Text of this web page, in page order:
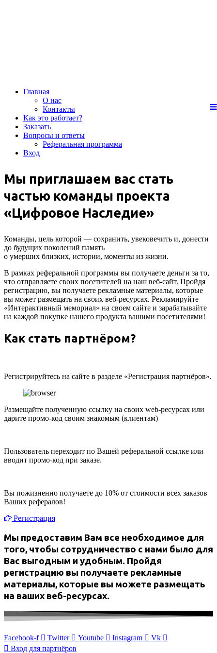
Главная
О нас
Контакты
Как это работает?
Заказать
Вопросы и ответы
Реферальная программа
Вход
Мы приглашаем вас стать
частью команды проекта
«Цифровое Наследие»
Команды, цель которой — сохранить, увековечить и, донести
до будущих поколений память
о умерших близких, истории, моменты из жизни.​
В рамках реферальной программы вы получаете деньги за то,
что отправляете своих посетителей на наш веб-сайт. Пройдя
регистрацию, вы получаете рекламные материалы, которые
вы может размещать на своих веб-ресурсах. Рекламируйте
«Интерактивный мемориал» на своем сайте и зарабатывайте
на каждой покупке нашего продукта вашими посетителями!
Как стать партнёром?
Регистрируйтесь на сайте в разделе «Регистрация партнёров».
Размещайте полученную ссылку на своих web-ресурсах или
дарите промо-код своим знакомым (клиентам)
Пользователь переходит по Вашей реферальной ссылке или
вводит промо-код при заказе.
Вы пожизненно получаете до 10% от стоимости всех заказов
Ваших рефералов!
Регистрация
Мы предоставим Вам все необходимое для
того, чтобы сотрудничество с нами было для
Вас выгодным и удобным. Пройдя
регистрацию вы получаете рекламные
материалы, которые вы можете размещать
на ваших веб-ресурсах.
Facebook-f Twitter Youtube Instagram
Vk
Вход для партнёров